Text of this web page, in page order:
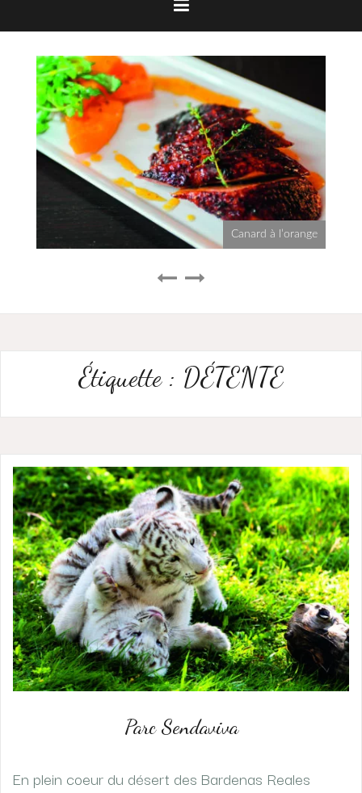
Canard à l’orange
Étiquette : DÉTENTE
Parc Sendaviva
En plein coeur du désert des Bardenas Reales